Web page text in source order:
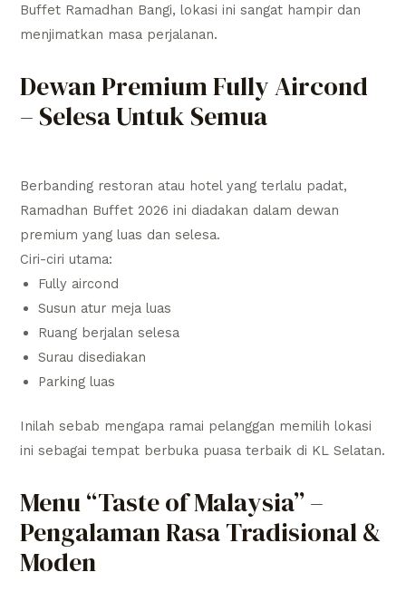
Buffet Ramadhan Bangi, lokasi ini sangat hampir dan
menjimatkan masa perjalanan.
Dewan Premium Fully Aircond
– Selesa Untuk Semua
Berbanding restoran atau hotel yang terlalu padat,
Ramadhan Buffet 2026 ini diadakan dalam dewan
premium yang luas dan selesa.
Ciri-ciri utama:
Fully aircond
Susun atur meja luas
Ruang berjalan selesa
Surau disediakan
Parking luas
Inilah sebab mengapa ramai pelanggan memilih lokasi
ini sebagai tempat berbuka puasa terbaik di KL Selatan.
Menu “Taste of Malaysia” –
Pengalaman Rasa Tradisional &
Moden